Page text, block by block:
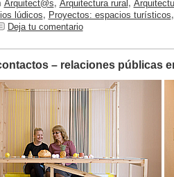
Arquitect@s, Arquitectura rural ,
lúdicos, Proyectos: espacios turísticos,
Deja tu comentario
– relaciones públicas